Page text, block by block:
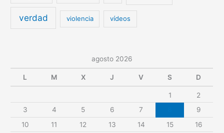
verdad violencia vídeos
agosto 2026
L M X J V S D
1
2
3
4 5 6 7
9
10
11 12 13 14 15
16